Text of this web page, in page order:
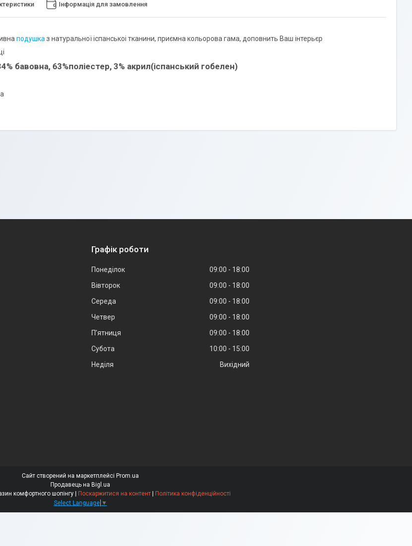
Інформація для замовлення
подушка з натуральної iспанськоi тканини, приємна кольорова гама, доповнить Ваш інтерьєр
бавовна, 63%поліестер, 3% акрил(іспанський гобелен)
Графік роботи
Понеділок 09:00
18:00
Вівторок
09:00
18:00
Середа
09:00
18:00
Четвер
09:00
18:00
Пʼятниця
09:00
18:00
Субота
10:00
15:00
Неділя
Вихідний
Сайт створений на маркетплейсі Prom.ua
Продавець на Bigl.ua
Поскаржитися на контент
Політика конфіденційності
Select Language ▼